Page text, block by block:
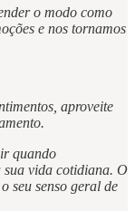
o modo como
e nos tornamos
aproveite
quando
sua vida cotidiana. O
seu senso geral de